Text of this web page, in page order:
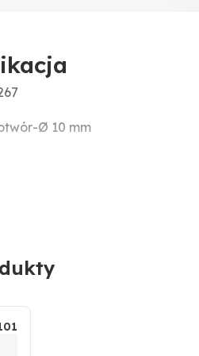
Ø 10 mm
zestawie śruba + nakrętka